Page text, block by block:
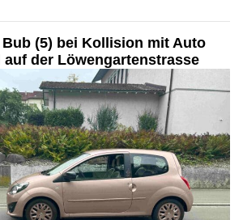
(5) bei Kollision mit Auto
auf der Löwengartenstrasse